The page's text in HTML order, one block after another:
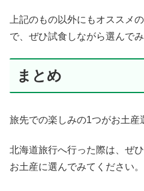
上記のもの以外にもオススメ
で、ぜひ試食しながら選んで
まとめ
旅先での楽しみの1つがお土産
北海道旅行へ行った際は、ぜ
お土産に選んでみてください。